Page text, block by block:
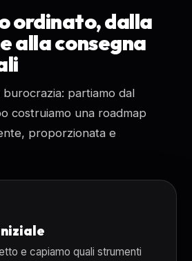
ordinato, dalla
alla consegna
partiamo dal
costruiamo una roadmap
proporzionata e
e capiamo quali strumenti